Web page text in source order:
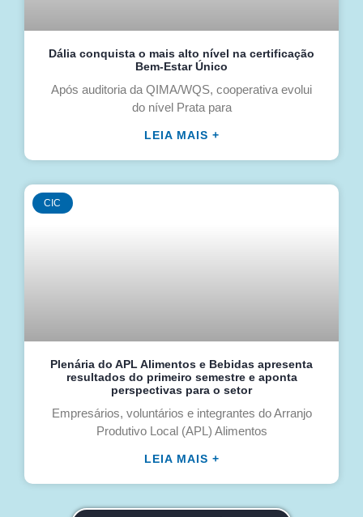
Dália conquista o mais alto nível na certificação
Bem-Estar Único
Após auditoria da QIMA/WQS, cooperativa evolui
do nível Prata para
LEIA MAIS +
CIC
Plenária do APL Alimentos e Bebidas apresenta
resultados do primeiro semestre e aponta
perspectivas para o setor
Empresários, voluntários e integrantes do Arranjo
Produtivo Local (APL) Alimentos
LEIA MAIS +